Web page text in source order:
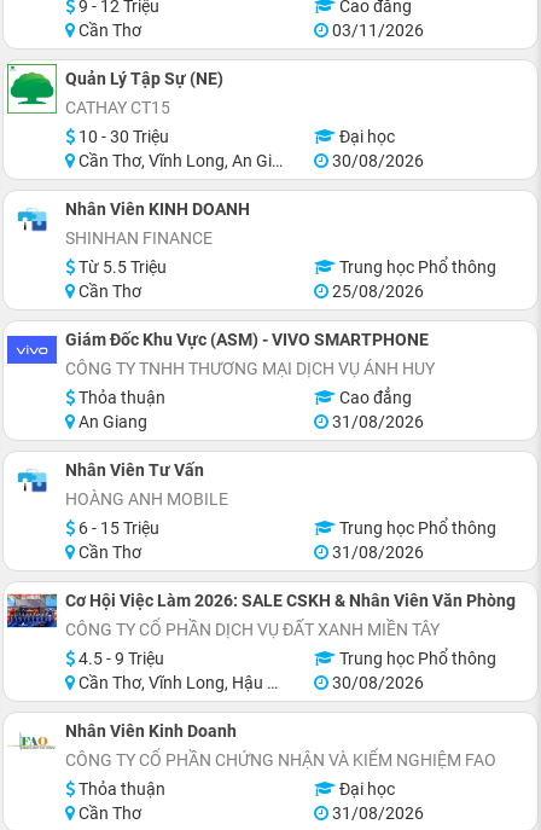
9 - 12 Triệu
Cao đẳng
Cần Thơ
03/11/2026
Quản Lý Tập Sự (NE)
CATHAY CT15
10 - 30 Triệu
Đại học
Cần Thơ, Vĩnh Long, An Giang, Hậu Giang, Hồ Chí Minh
30/08/2026
Nhân Viên KINH DOANH
SHINHAN FINANCE
Từ 5.5 Triệu
Trung học Phổ thông
Cần Thơ
25/08/2026
Giám Đốc Khu Vực (ASM) - VIVO SMARTPHONE
CÔNG TY TNHH THƯƠNG MẠI DỊCH VỤ ÁNH HUY
Thỏa thuận
Cao đẳng
An Giang
31/08/2026
Nhân Viên Tư Vấn
HOÀNG ANH MOBILE
6 - 15 Triệu
Trung học Phổ thông
Cần Thơ
31/08/2026
Cơ Hội Việc Làm 2026: SALE CSKH & Nhân Viên Văn Phòng
CÔNG TY CỔ PHẦN DỊCH VỤ ĐẤT XANH MIỀN TÂY
4.5 - 9 Triệu
Trung học Phổ thông
Cần Thơ, Vĩnh Long, Hậu Giang, Sóc Trăng, Bạc Liêu
30/08/2026
Nhân Viên Kinh Doanh
CÔNG TY CỔ PHẦN CHỨNG NHẬN VÀ KIỂM NGHIỆM FAO
Thỏa thuận
Đại học
Cần Thơ
31/08/2026